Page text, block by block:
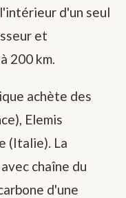
d'un seul
et
200 km.
achète des
Elemis
(Italie). La
chaîne du
d'une